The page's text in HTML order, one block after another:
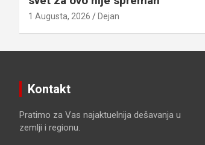
1 Augusta, 2026 Dejan
Kontakt
Pratimo za Vas najaktuelnija dešavanja u
zemlji i regionu.